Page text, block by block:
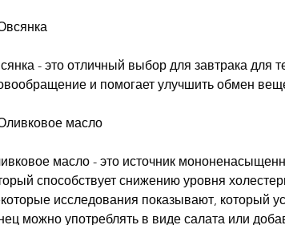
- это отличный выбор для завтрака для
и помогает улучшить обмен
масло
масло - это источник
способствует снижению уровня
исследования показывают, который
можно употреблять в виде салата или